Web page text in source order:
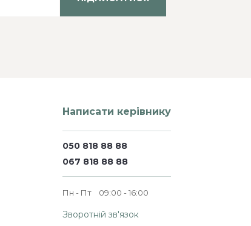
Написати керівнику
050 818 88 88
067 818 88 88
Пн - Пт 09:00 - 16:00
Зворотній зв'язок